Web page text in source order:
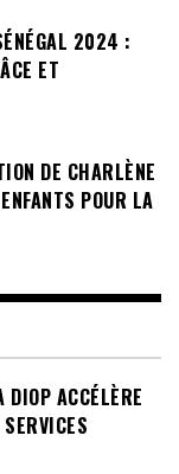
2024 :
ET
DE CHARLÈNE
POUR LA
ACCÉLÈRE